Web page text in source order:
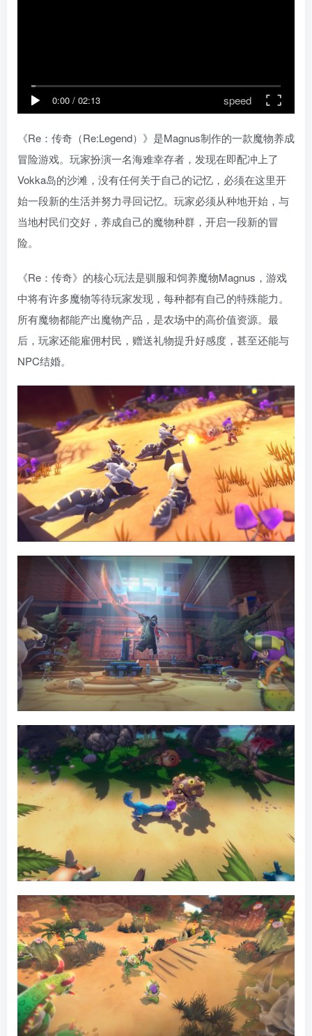
0:00 / 02:13 speed
《Re：传奇（Re:Legend）》是Magnus制作的一款魔物养成
冒险游戏。玩家扮演一名海难幸存者，发现在即配冲上了
Vokka岛的沙滩，没有任何关于自己的记忆，必须在这里开
始一段新的生活并努力寻回记忆。玩家必须从种地开始，与
当地村民们交好，养成自己的魔物种群，开启一段新的冒
险。
《Re：传奇》的核心玩法是驯服和饲养魔物Magnus，游戏
中将有许多魔物等待玩家发现，每种都有自己的特殊能力。
所有魔物都能产出魔物产品，是农场中的高价值资源。最
后，玩家还能雇佣村民，赠送礼物提升好感度，甚至还能与
NPC结婚。